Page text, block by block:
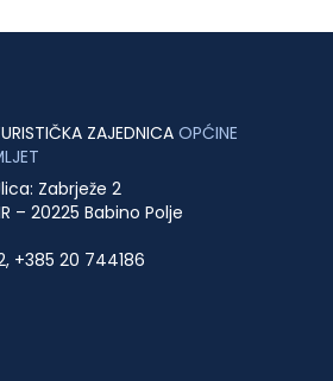
ZAJEDNICAOPĆINE
Zabrježe 2
– 20225 Babino Polje
+385 20 744186